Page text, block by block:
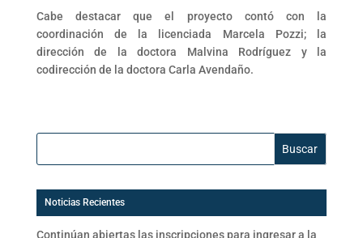
Cabe destacar que el proyecto contó con la
coordinación de la licenciada Marcela Pozzi; la
dirección de la doctora Malvina Rodríguez y la
codirección de la doctora Carla Avendaño.
Buscar:
Noticias Recientes
Continúan abiertas las inscripciones para ingresar a la